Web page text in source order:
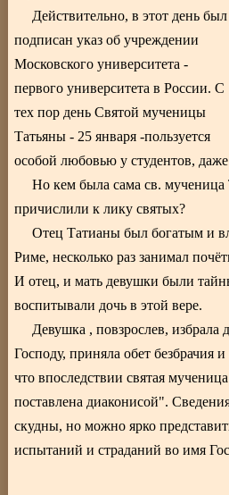
Действительно, в этот день был
подписан указ об учреждении
Московского университета -
первого университета в России. С
тех пор день Святой мученицы
Татьяны - 25 января -пользуется
особой любовью у студентов,
Но кем была сама св. мученица
причислили к лику святых?
Отец Татианы был богатым и
Риме, несколько раз занимал
И отец, и мать девушки были
воспитывали дочь в этой вере.
Девушка , повзрослев, избрала
Господу, приняла обет безбрачия
что впоследствии святая
поставлена диаконисой".
скудны, но можно ярко
испытаний и страданий во имя